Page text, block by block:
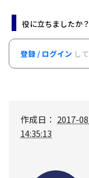
役に立ちましたか
登録 / ログイン し
作成日： 2017-
14:35:13